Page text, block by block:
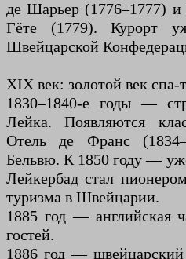
де Шарьер (1776–1777)
Гёте (1779). Курорт
Швейцарской
XIX век: золотой век спа-
1830–1840-е годы —
Лейка. Появляются
Отель де Франс
Бельвю. К 1850 году —
Лейкербад стал
туризма в Швейцарии.
1885 год — английская
гостей.
1886 год —